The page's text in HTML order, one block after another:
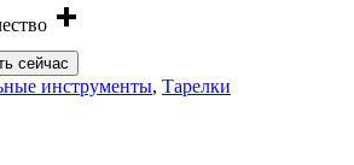
сейчас
инструменты, Тарелки